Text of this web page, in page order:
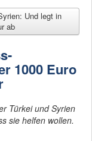
Und legt in
ab
1000 Euro
Türkei und Syrien
sie helfen wollen.